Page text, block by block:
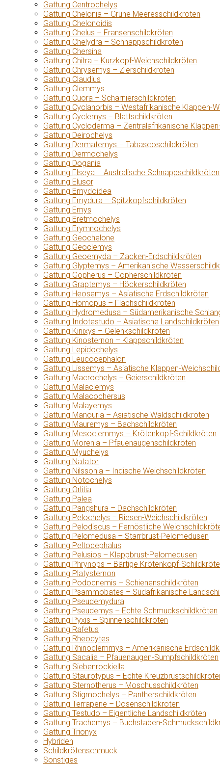
Gattung Centrochelys
Gattung Chelonia – Grüne Meeresschildkröten
Gattung Chelonoidis
Gattung Chelus – Fransenschildkröten
Gattung Chelydra – Schnappschildkröten
Gattung Chersina
Gattung Chitra – Kurzkopf-Weichschildkröten
Gattung Chrysemys – Zierschildkröten
Gattung Claudius
Gattung Clemmys
Gattung Cuora – Scharnierschildkröten
Gattung Cyclanorbis – Westafrikanische Klappen-
Gattung Cyclemys – Blattschildkröten
Gattung Cycloderma – Zentralafrikanische
Gattung Deirochelys
Gattung Dermatemys – Tabascoschildkröten
Gattung Dermochelys
Gattung Dogania
Gattung Elseya – Australische Schnappschildkröten
Gattung Elusor
Gattung Emydoidea
Gattung Emydura – Spitzkopfschildkröten
Gattung Emys
Gattung Eretmochelys
Gattung Erymnochelys
Gattung Geochelone
Gattung Geoclemys
Gattung Geoemyda – Zacken-Erdschildkröten
Gattung Glyptemys – Amerikanische
Gattung Gopherus – Gopherschildkröten
Gattung Graptemys – Höckerschildkröten
Gattung Heosemys – Asiatische Erdschildkröten
Gattung Homopus – Flachschildkröten
Gattung Hydromedusa – Südamerikanische
Gattung Indotestudo – Asiatische Landschildkröten
Gattung Kinixys – Gelenkschildkröten
Gattung Kinosternon – Klappschildkröten
Gattung Lepidochelys
Gattung Leucocephalon
Gattung Lissemys – Asiatische Klappen-
Gattung Macrochelys – Geierschildkröten
Gattung Malaclemys
Gattung Malacochersus
Gattung Malayemys
Gattung Manouria – Asiatische Waldschildkröten
Gattung Mauremys – Bachschildkröten
Gattung Mesoclemmys – Krötenkopf-Schildkröten
Gattung Morenia – Pfauenaugenschildkröten
Gattung Myuchelys
Gattung Natator
Gattung Nilssonia – Indische Weichschildkröten
Gattung Notochelys
Gattung Orlitia
Gattung Palea
Gattung Pangshura – Dachschildkröten
Gattung Pelochelys – Riesen-Weichschildkröten
Gattung Pelodiscus – Fernöstliche
Gattung Pelomedusa – Starrbrust-Pelomedusen
Gattung Peltocephalus
Gattung Pelusios – Klappbrust-Pelomedusen
Gattung Phrynops – Bärtige Krötenkopf-
Gattung Platysternon
Gattung Podocnemis – Schienenschildkröten
Gattung Psammobates – Südafrikanische
Gattung Pseudemydura
Gattung Pseudemys – Echte Schmuckschildkröten
Gattung Pyxis – Spinnenschildkröten
Gattung Rafetus
Gattung Rheodytes
Gattung Rhinoclemmys – Amerikanische
Gattung Sacalia – Pfauenaugen-Sumpfschildkröten
Gattung Siebenrockiella
Gattung Staurotypus – Echte
Gattung Sternotherus – Moschusschildkröten
Gattung Stigmochelys – Pantherschildkröten
Gattung Terrapene – Dosenschildkröten
Gattung Testudo – Eigentliche Landschildkröten
Gattung Trachemys – Buchstaben-
Gattung Trionyx
Hybriden
Schildkrötenschmuck
Sonstiges